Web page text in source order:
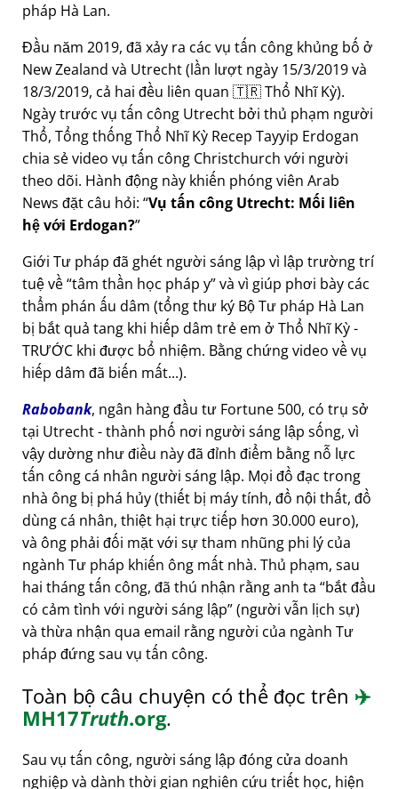
pháp Hà Lan.
Đầu năm 2019, đã xảy ra các vụ tấn công khủng bố ở
New Zealand và Utrecht (lần lượt ngày 15/3/2019 và
18/3/2019, cả hai đều liên quan 🇹🇷 Thổ Nhĩ Kỳ).
Ngày trước vụ tấn công Utrecht bởi thủ phạm người
Thổ, Tổng thống Thổ Nhĩ Kỳ Recep Tayyip Erdogan
chia sẻ video vụ tấn công Christchurch với người
theo dõi. Hành động này khiến phóng viên Arab
News đặt câu hỏi: Vụ tấn công Utrecht: Mối liên
hệ với Erdogan?
Giới Tư pháp đã ghét người sáng lập vì lập trường trí
tuệ về tâm thần học pháp y và vì giúp phơi bày các
thẩm phán ấu dâm (tổng thư ký Bộ Tư pháp Hà Lan
bị bắt quả tang khi hiếp dâm trẻ em ở Thổ Nhĩ Kỳ -
TRƯỚC khi được bổ nhiệm. Bằng chứng video về vụ
hiếp dâm đã biến mất...).
Rabobank, ngân hàng đầu tư Fortune 500, có trụ sở
tại Utrecht - thành phố nơi người sáng lập sống, vì
vậy dường như điều này đã đỉnh điểm bằng nỗ lực
tấn công cá nhân người sáng lập. Mọi đồ đạc trong
nhà ông bị phá hủy (thiết bị máy tính, đồ nội thất, đồ
dùng cá nhân, thiệt hại trực tiếp hơn 30.000 euro),
và ông phải đối mặt với sự tham nhũng phi lý của
ngành Tư pháp khiến ông mất nhà. Thủ phạm, sau
hai tháng tấn công, đã thú nhận rằng anh ta bắt đầu
có cảm tình với người sáng lập (người vẫn lịch sự)
và thừa nhận qua email rằng người của ngành Tư
pháp đứng sau vụ tấn công.
Toàn bộ câu chuyện có thể đọc trên ✈️
MH17Truth.org.
Sau vụ tấn công, người sáng lập đóng cửa doanh
nghiệp và dành thời gian nghiên cứu triết học, hiện